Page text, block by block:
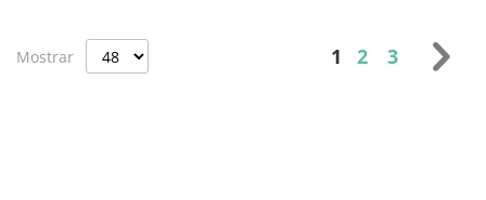
Página
Actualmente
1 Página
2 Página
3
Mostrar